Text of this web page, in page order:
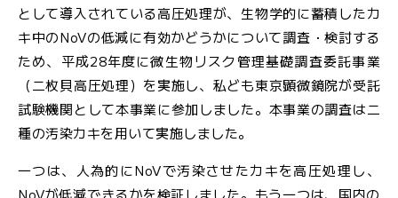
として導入されている高圧処理が、生物学的に蓄積したカ
キ中のNoVの低減に有効かどうかについて調査・検討する
ため、平成28年度に微生物リスク管理基礎調査委託事業
（二枚貝高圧処理）を実施し、私ども東京顕微鏡院が受託
試験機関として本事業に参加しました。本事業の調査は二
種の汚染カキを用いて実施しました。
一つは、人為的にNoVで汚染させたカキを高圧処理し、
NoVが低減できるかを検証しました。もう一つは、国内の